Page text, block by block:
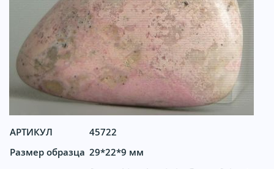
АРТИКУЛ
45722
Размер образца 29*22*9 мм